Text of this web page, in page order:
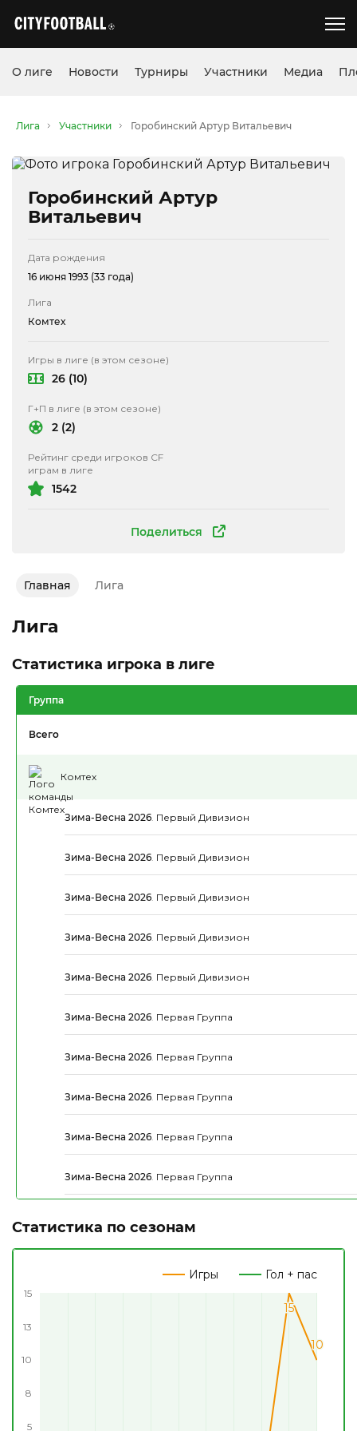
О лиге Новости Турниры Участники Медиа
Лига Участники Горобинский Артур Витальевич
Горобинский Артур
Витальевич
Поделиться
Дата рождения
16 июня 1993 (33 года)
Лига
Комтех
Игры в лиге (в этом сезоне)
26 (10)
Г+П в лиге (в этом сезоне)
2 (2)
Рейтинг среди игроков CF
играм в лиге
1542
Главная Лига
Лига
Статистика игрока в лиге
Группа
Всего
Комтех
Зима-Весна 2026. Первый Дивизион
Зима-Весна 2026. Первый Дивизион
Зима-Весна 2026. Первый Дивизион
Зима-Весна 2026. Первый Дивизион
Зима-Весна 2026. Первый Дивизион
Зима-Весна 2026. Первая Группа
Зима-Весна 2026. Первая Группа
Зима-Весна 2026. Первая Группа
Зима-Весна 2026. Первая Группа
Зима-Весна 2026. Первая Группа
Статистика по сезонам
Игры Гол + пас
5
8
10
13
15
15
15
10
10